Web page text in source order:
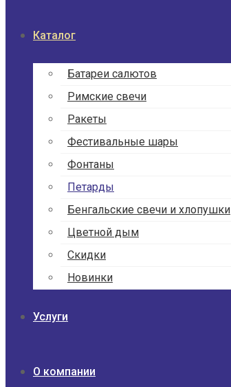
Каталог
Батареи салютов
Римские свечи
Ракеты
Фести­валь­ные шары
Фонтаны
Петарды
Бенгаль­ские свечи и хлопушки
Цветной дым
Скидки
Новинки
Услуги
О компании